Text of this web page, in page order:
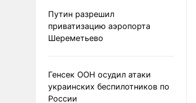
Путин разрешил
приватизацию аэропорта
Шереметьево
Генсек ООН осудил атаки
украинских беспилотников по
России